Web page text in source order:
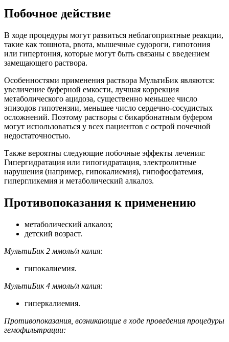
Побочное действие
В ходе процедуры могут развиться неблагоприятные реакции,
такие как тошнота, рвота, мышечные судороги, гипотония
или гипертония, которые могут быть связаны с введением
замещающего раствора.
Особенностями применения раствора МультиБик являются:
увеличение буферной емкости, лучшая коррекция
метаболического ацидоза, существенно меньшее число
эпизодов гипотензии, меньшее число сердечно-сосудистых
осложнений. Поэтому растворы с бикарбонатным буфером
могут использоваться у всех пациентов с острой почечной
недостаточностью.
Также вероятны следующие побочные эффекты лечения:
Гипергидратация или гипогидратация, электролитные
нарушения (например, гипокалиемия), гипофосфатемия,
гипергликемия и метаболический алкалоз.
Противопоказания к применению
метаболический алкалоз;
детский возраст.
МультиБик 2 ммоль/л калия:
гипокалиемия.
МультиБик 4 ммоль/л калия:
гиперкалиемия.
Противопоказания, возникающие в ходе проведения процедуры
гемофильтрации: